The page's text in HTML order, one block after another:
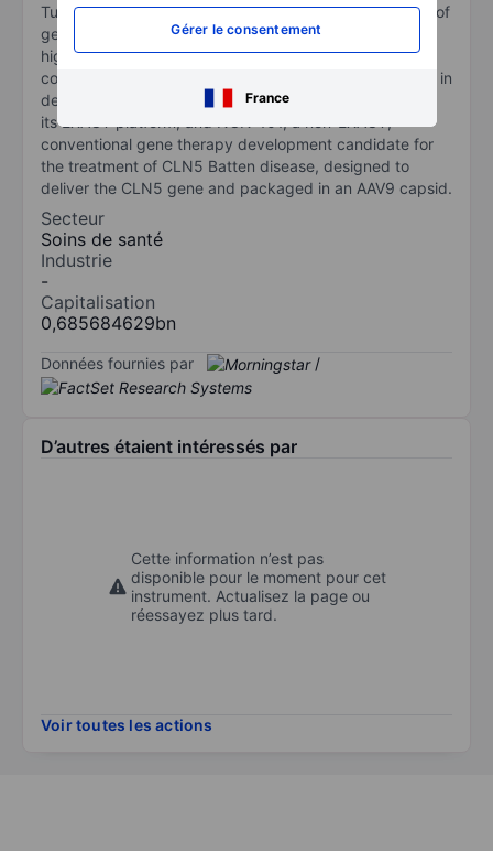
Gérer le consentement
France
Tuning). It is building a differentiated product portfolio of
genetic medicines for rare neurological diseases with
high unmet needs. The drug candidates in the
company's product pipeline include NGN-401, which is in
development for the treatment of Rett syndrome, using
its EXACT platform, and NGN-101, a non-EXACT,
conventional gene therapy development candidate for
the treatment of CLN5 Batten disease, designed to
deliver the CLN5 gene and packaged in an AAV9 capsid.
Secteur
Soins de santé
Industrie
-
Capitalisation
0,685684629bn
Données fournies par /
D’autres étaient intéressés par
Cette information n’est pas
disponible pour le moment pour cet
instrument. Actualisez la page ou
réessayez plus tard.
Voir toutes les actions